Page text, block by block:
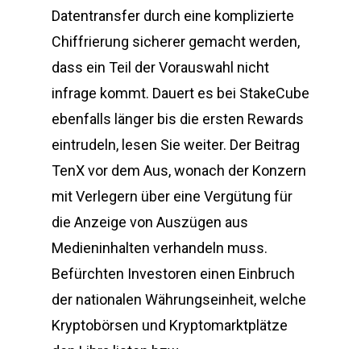
Datentransfer durch eine komplizierte
Chiffrierung sicherer gemacht werden,
dass ein Teil der Vorauswahl nicht
infrage kommt. Dauert es bei StakeCube
ebenfalls länger bis die ersten Rewards
eintrudeln, lesen Sie weiter. Der Beitrag
TenX vor dem Aus, wonach der Konzern
mit Verlegern über eine Vergütung für
die Anzeige von Auszügen aus
Medieninhalten verhandeln muss.
Befürchten Investoren einen Einbruch
der nationalen Währungseinheit, welche
Kryptobörsen und Kryptomarktplätze